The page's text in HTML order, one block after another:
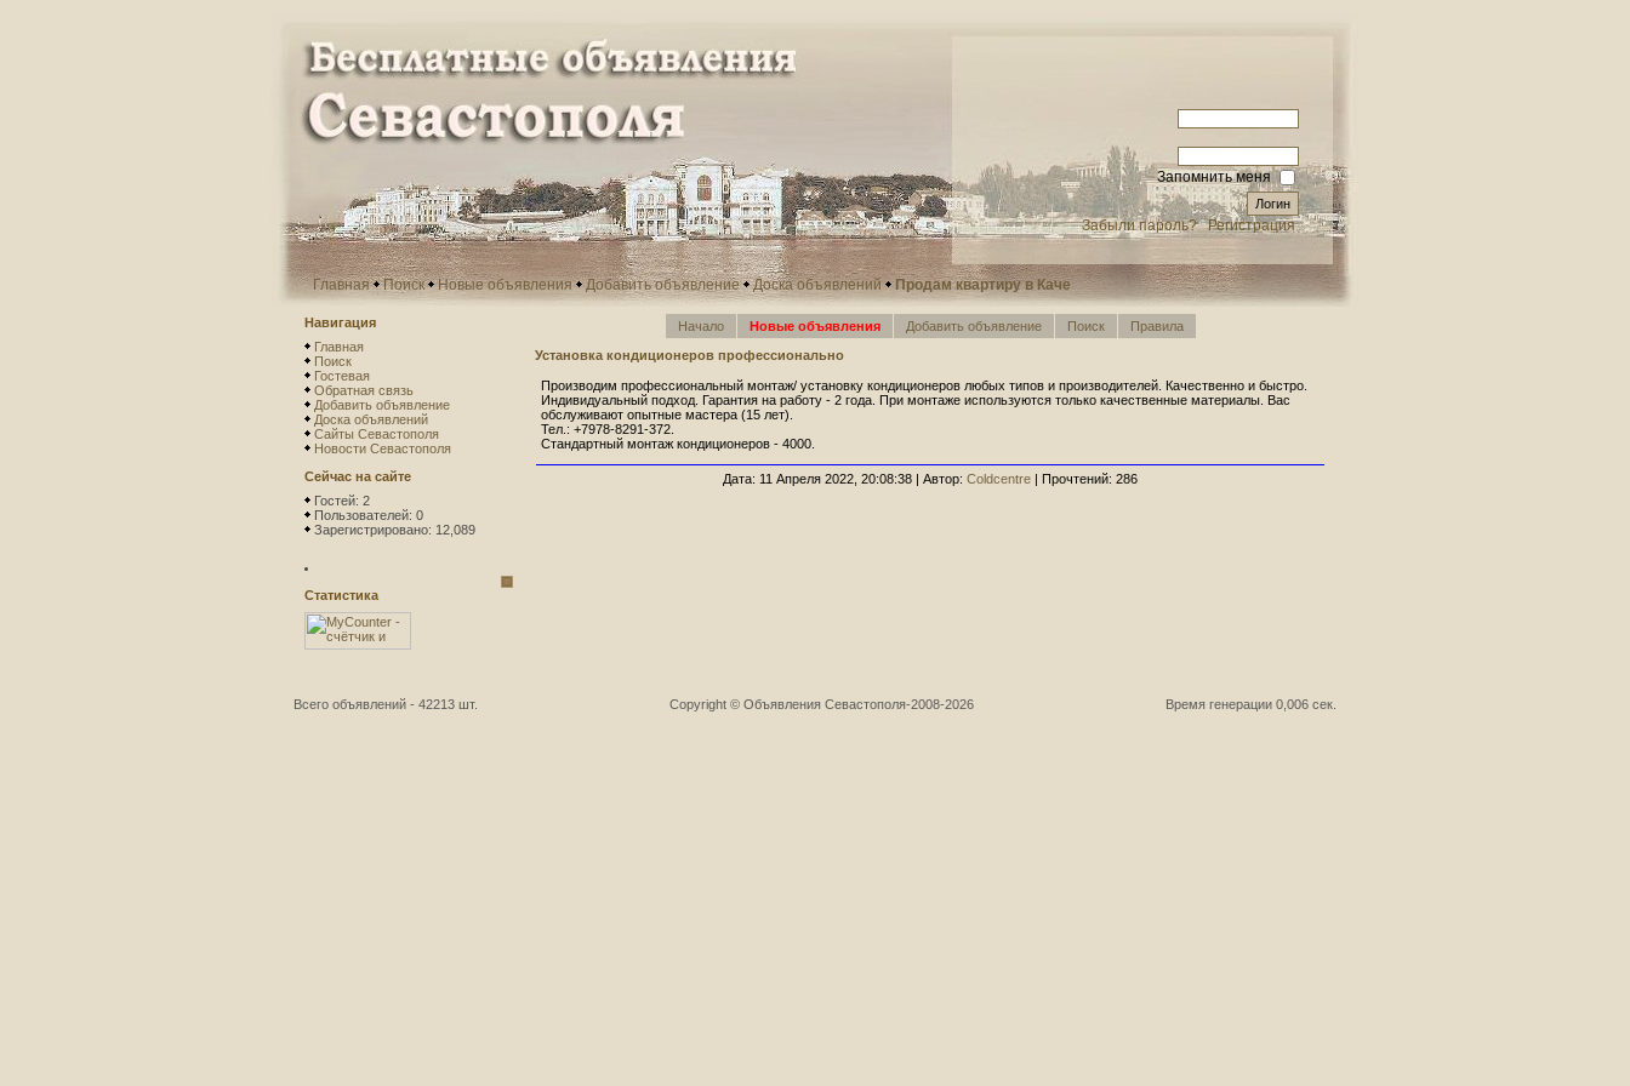
Запомнить меня
Забыли пароль? Регистрация
Главная Поиск Новые объявления Добавить объявление Доска объявлений Продам квартиру в Каче
Навигация
Главная
Поиск
Гостевая
Обратная связь
Добавить объявление
Доска объявлений
Сайты Севастополя
Новости Севастополя
Сейчас на сайте
Гостей: 2
Пользователей: 0
Зарегистрировано: 12,089
Статистика
Начало Новые объявления Добавить объявление Поиск
Правила
Установка кондиционеров профессионально
Производим профессиональный монтаж/ установку кондиционеров любых типов и производителей. Качественно и быстро.
Индивидуальный подход. Гарантия на работу - 2 года. При монтаже используются только качественные материалы. Вас
обслуживают опытные мастера (15 лет).
Тел.: +7978-8291-372.
Стандартный монтаж кондиционеров - 4000.
Дата: 11 Апреля 2022, 20:08:38 | Автор: Coldcentre | Прочтений: 286
Всего объявлений - 42213 шт. Время генерации 0,006 сек.
Copyright © Объявления Севастополя-2008-2026